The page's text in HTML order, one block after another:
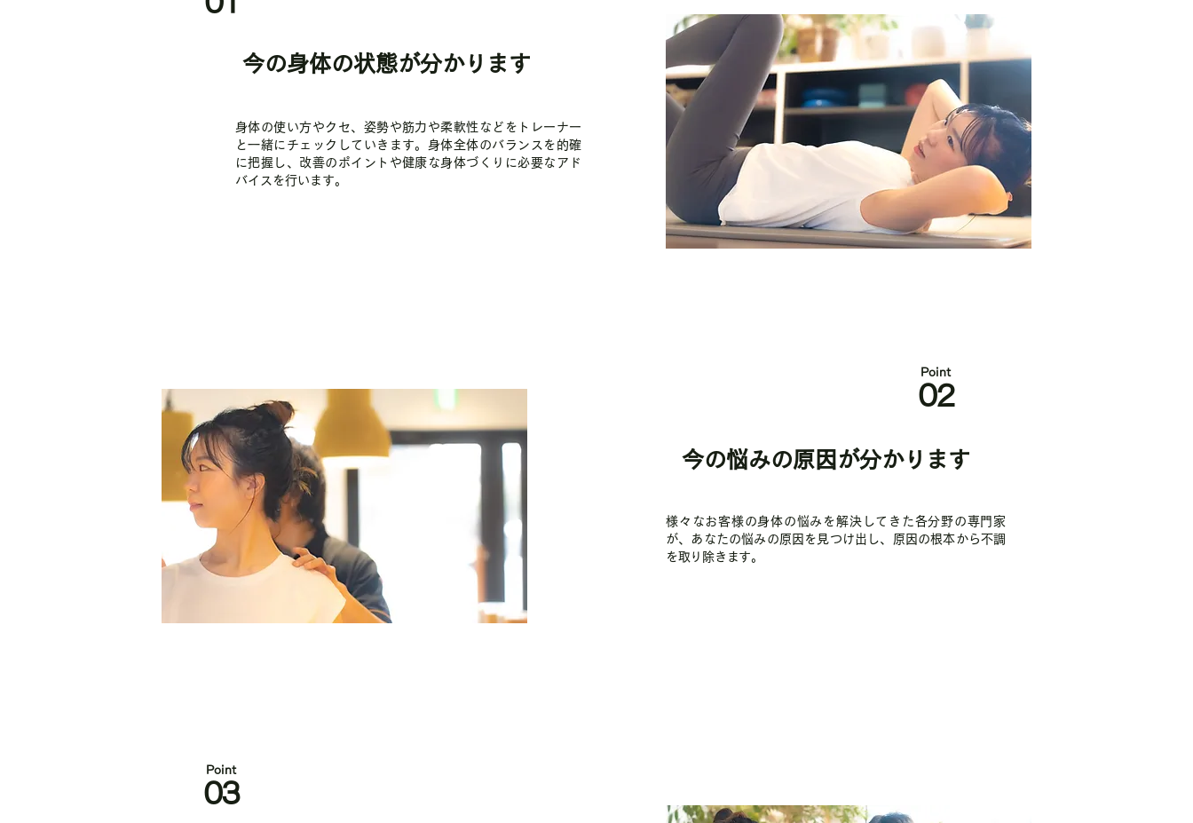
今の身体の状態が分かります
身体の使い方やクセ、姿勢や筋力や柔軟性などをトレーナー
と一緒にチェックしていきます。身体全体のバランスを的確
に把握し、改善のポイントや健康な身体づくりに必要なアド
バイスを行います。
Point
02
今の悩みの原因が分かります
様々なお客様の身体の悩みを解決してきた各分野の専門家
が、あなたの悩みの原因を見つけ出し、原因の根本から不調
を取り除きます。
Point
03